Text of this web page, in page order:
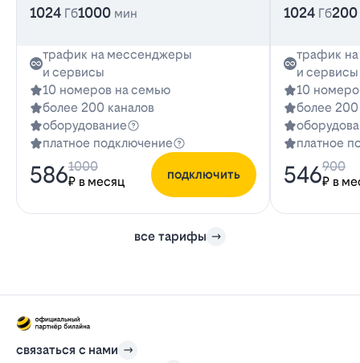
1024 Гб1000 мин
трафик на мессенджеры
и сервисы
10 номеров на семью
более 200 каналов
оборудование
платное подключение
586₽ в месяц
1000
подключить
1024 Гб200
трафик
и сервисы
10
более 200
платное
546₽ в
900
все тарифы
связаться с нами